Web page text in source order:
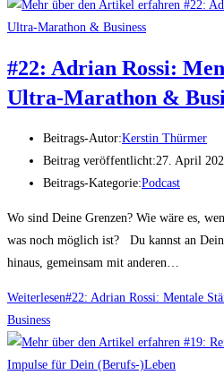
#22: Adrian Rossi:
Ultra-Marathon &
Beitrags-Autor:Kerstin Thürmer
Beitrag veröffentlicht:27. April
Beitrags-Kategorie:Podcast
Wo sind Deine Grenzen? Wie wäre es,
was noch möglich ist? Du kannst an
hinaus, gemeinsam mit anderen…
Weiterlesen#22: Adrian Rossi: Mentale
Business